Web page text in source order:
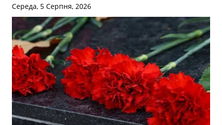
Середа, 5 Серпня, 2026